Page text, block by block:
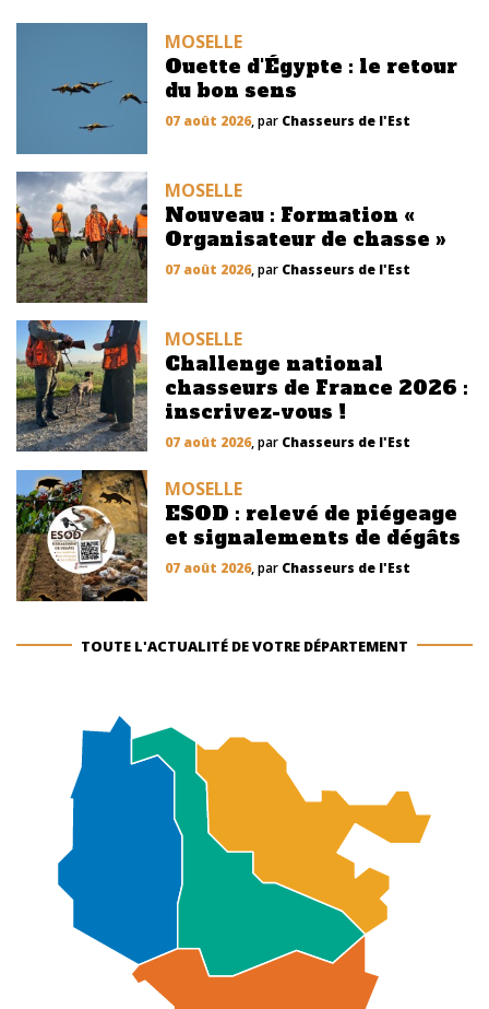
MOSELLE
Ouette d'Égypte : le retour
du bon sens
07 août 2026, par Chasseurs de l'Est
MOSELLE
Nouveau : Formation «
Organisateur de chasse »
07 août 2026, par Chasseurs de l'Est
MOSELLE
Challenge national
chasseurs de France 2026 :
inscrivez-vous !
07 août 2026, par Chasseurs de l'Est
MOSELLE
ESOD : relevé de piégeage
et signalements de dégâts
07 août 2026, par Chasseurs de l'Est
TOUTE L'ACTUALITÉ DE VOTRE DÉPARTEMENT